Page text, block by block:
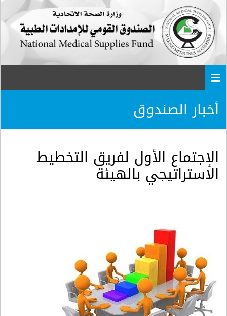
أخبار الصندوق
الإجتماع الأول لفريق التخطيط
الاستراتيجي بالهيئة